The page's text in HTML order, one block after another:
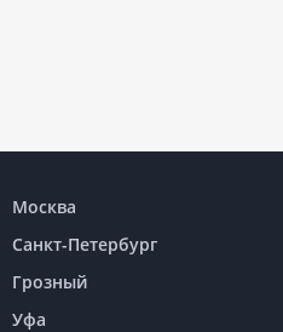
Москва
Санкт-Петербург
Грозный
Уфа